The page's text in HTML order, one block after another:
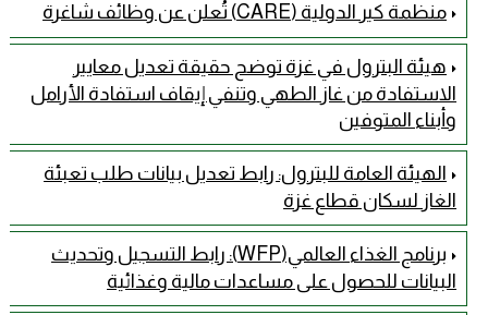
منظمة كير الدولية (CARE) تُعلن عن وظائف شاغرة
هيئة البترول في غزة توضح حقيقة تعديل معايير
الاستفادة من غاز الطهي وتنفي إيقاف استفادة الأرامل
وأبناء المتوفين
الهيئة العامة للبترول: رابط تعديل بيانات طلب تعبئة
الغاز لسكان قطاع غزة
برنامج الغذاء العالمي(WFP): رابط التسجيل وتحديث
البيانات للحصول على مساعدات مالية وغذائية